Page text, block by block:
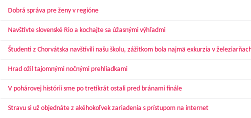
Dobrá správa pre ženy v regióne
Navštívte slovenské Rio a kochajte sa úžasnými výhľadmi
Študenti z Chorvátska navštívili našu školu, zážitkom bola najmä exkurzia v
Hrad ožil tajomnými nočnými prehliadkami
V pohárovej histórii sme po tretíkrát ostali pred bránami finále
Stravu si už objednáte z akéhokoľvek zariadenia s prístupom na internet